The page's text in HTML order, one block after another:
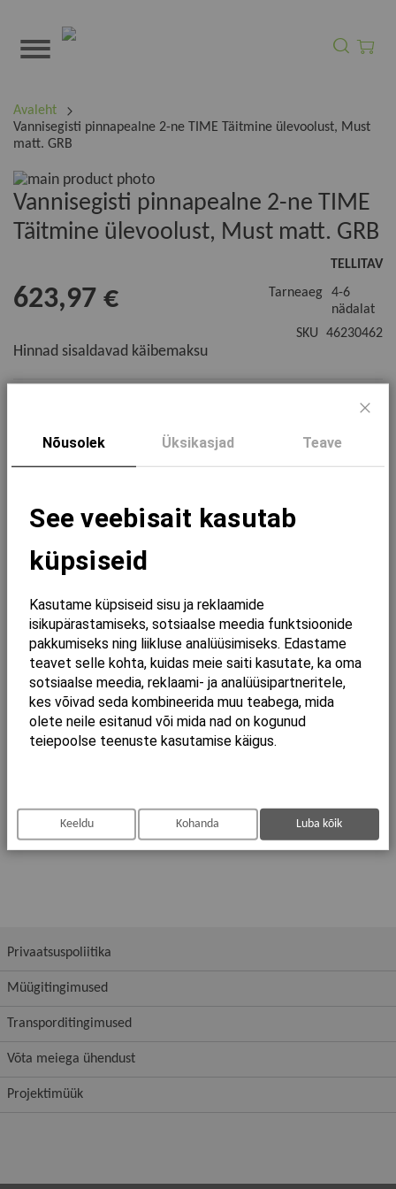
Minu
Otsi
Avaleht
Vannisegisti pinnapealne 2-ne TIME Täitmine ülevoolust, Must
matt. GRB
Vannisegisti pinnapealne 2-ne TIME
Täitmine ülevoolust, Must matt. GRB
TELLITAV
Tarneaeg
4-6
nädalat
SKU
46230462
623,97 €
Hinnad sisaldavad käibemaksu
Skip
to
end
images
gallery
Skip
the
the
images
Tähtsusgrupp
Eritellimustoode
EAN
8435200342018
Tarneaeg
4-6 nädalat
Kaubamärk
GRB
Pikkus
400
Kõrgus
150
Privaatsuspoliitika
Müügitingimused
Transporditingimused
Võta meiega ühendust
Projektimüük
Nõusolek
See veebisait kasutab
küpsiseid
Kasutame küpsiseid sisu ja reklaamide
isikupärastamiseks, sotsiaalse meedia funktsioonide
pakkumiseks ning liikluse analüüsimiseks. Edastame
teavet selle kohta, kuidas meie saiti kasutate, ka oma
sotsiaalse meedia, reklaami- ja analüüsipartneritele,
kes võivad seda kombineerida muu teabega, mida
olete neile esitanud või mida nad on kogunud
teiepoolse teenuste kasutamise käigus.
Üksikasjad Teave
Keeldu Kohanda Luba kõik